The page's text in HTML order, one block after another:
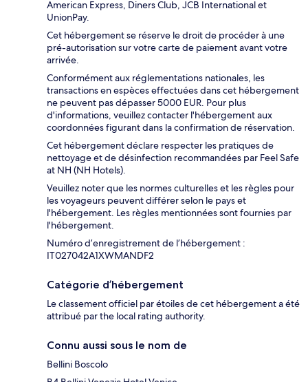
American Express, Diners Club, JCB International et
UnionPay.
Cet hébergement se réserve le droit de procéder à une
pré-autorisation sur votre carte de paiement avant votre
arrivée.
Conformément aux réglementations nationales, les
transactions en espèces effectuées dans cet hébergement
ne peuvent pas dépasser 5000 EUR. Pour plus
d'informations, veuillez contacter l'hébergement aux
coordonnées figurant dans la confirmation de réservation.
Cet hébergement déclare respecter les pratiques de
nettoyage et de désinfection recommandées par Feel Safe
at NH (NH Hotels).
Veuillez noter que les normes culturelles et les règles pour
les voyageurs peuvent différer selon le pays et
l'hébergement. Les règles mentionnées sont fournies par
l'hébergement.
Numéro d’enregistrement de l’hébergement :
IT027042A1XWMANDF2
Catégorie d’hébergement
Le classement officiel par étoiles de cet hébergement a été
attribué par the local rating authority.
Connu aussi sous le nom de
Bellini Boscolo